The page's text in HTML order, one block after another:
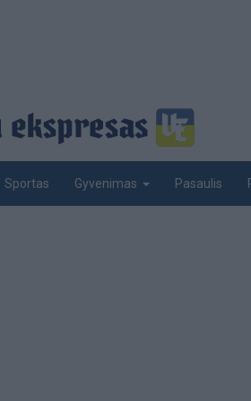
Sportas Gyvenimas Pasaulis